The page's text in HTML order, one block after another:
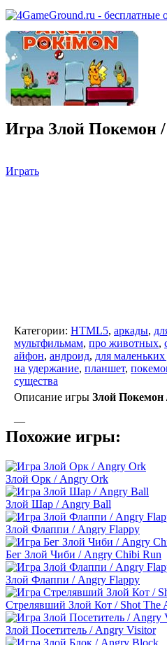
Игра Злой Покемон
Играть
Категории: HTML5, аркады,
мультфильмам, про животных,
айфон, андроид, для маленьких
на удержание, планшет,
существа
Описание игры Злой Покемон
—
Похожие игры:
Злой Орк / Angry Ork
Злой Шар / Angry Ball
Злой Флаппи / Angry Flappy
Бег Злой Чиби / Angry Chibi Run
Злой Флаппи / Angry Flappy
Стрелявший Злой Кот / Shot The
Злой Посетитель / Angry Visitor